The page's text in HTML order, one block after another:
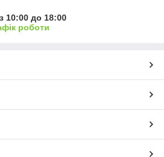
10:00 до 18:00
роботи